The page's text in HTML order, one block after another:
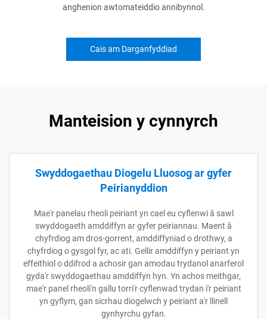
anghenion awtomateiddio annibynnol.
Cais am Darganfyddiad
Manteision y cynnyrch
Swyddogaethau Diogelu Lluosog ar gyfer
Peirianyddion
Mae'r panelau rheoli peiriant yn cael eu cyflenwi â sawl
swyddogaeth amddiffyn ar gyfer peiriannau. Maent â
chyfrdiog am dros-gorrent, amddiffyniad o drothwy, a
chyfrdiog o gysgol fyr, ac ati. Gellir amddiffyn y peiriant yn
effeithiol o ddifrod a achosir gan amodau trydanol anarferol
gyda'r swyddogaethau amddiffyn hyn. Yn achos meithgar,
mae'r panel rheoli'n gallu torri'r cyflenwad trydan i'r peiriant
yn gyflym, gan sicrhau diogelwch y peiriant a'r llinell
gynhyrchu gyfan.